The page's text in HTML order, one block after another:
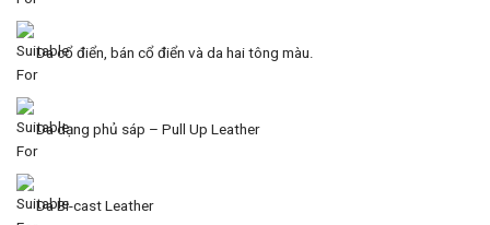
Da cổ điển, bán cổ điển và da hai tông màu.
Da dạng phủ sáp – Pull Up Leather
Da Bi-cast Leather